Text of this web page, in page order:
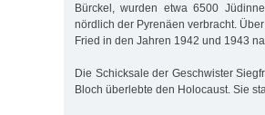
Bürckel, wurden etwa 6500
nördlich der Pyrenäen verbracht.
Fried in den Jahren 1942 und 1943
Die Schicksale der Geschwister
Bloch überlebte den Holocaust. Sie